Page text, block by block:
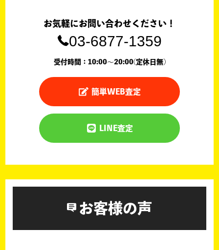
お気軽にお問い合わせください！
03-6877-1359
受付時間：10:00〜20:00(定休日無)
簡単WEB査定
LINE査定
お客様の声